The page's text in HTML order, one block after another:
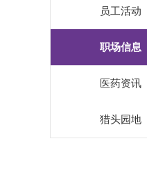
员工活动
职场信息
医药资讯
猎头园地